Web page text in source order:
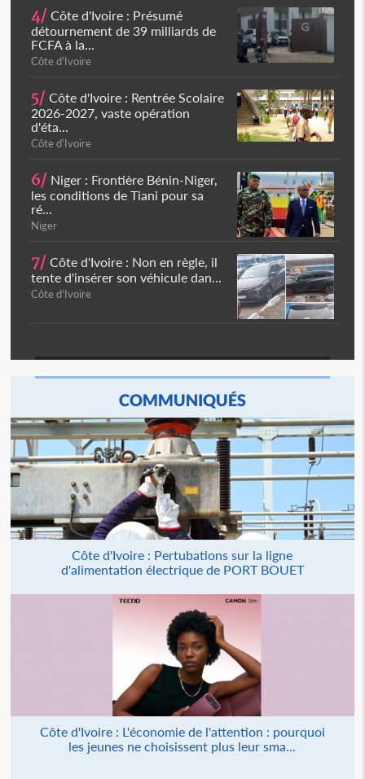
4/ Côte d'Ivoire : Présumé
détournement de 39 milliards de
FCFA à la...
Côte d'Ivoire
5/ Côte d'Ivoire : Rentrée Scolaire
2026-2027, vaste opération
d'éta...
Côte d'Ivoire
6/ Niger : Frontière Bénin-Niger,
les conditions de Tiani pour sa
ré...
Niger
7/ Côte d'Ivoire : Non en règle, il
tente d'insérer son véhicule dan...
Côte d'Ivoire
COMMUNIQUÉS
Côte d'Ivoire : Pertubations sur la ligne
d'alimentation électrique de PORT BOUET
Côte d'Ivoire : L'économie de l'attention : pourquoi
les jeunes ne choisissent plus leur sma...